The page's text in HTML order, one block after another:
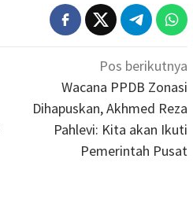
Pos berikutnya
Wacana PPDB Zonasi
Dihapuskan, Akhmed Reza
Pahlevi: Kita akan Ikuti
Pemerintah Pusat